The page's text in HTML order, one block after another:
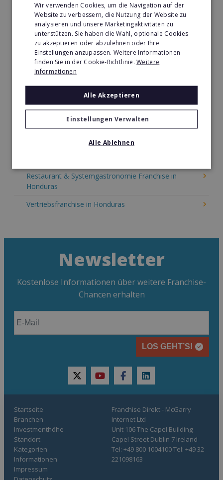
Tier- & Zoobedarf Franchise in Honduras
Immobilien Franchise in Honduras
Kinder & Erziehung Franchise in Honduras
Kosmetik Franchise in Honduras
Lebensmittel Franchise in Honduras
Medien & Werbung Franchise in Honduras
Möbel & Einrichtung Franchise in Honduras
Nachhilfe & Weiterbildung Franchise in Honduras
Restaurant & Systemgastronomie Franchise in
Honduras
Vertriebsfranchise in Honduras
Newsletter
Kostenlose Informationen über weitere Franchise-
Chancen erhalten
LOS GEHT’S!
twitteryoutubefacebooklinkedin
Startseite
Branchen
Investmenthöhe
Standort
Kategorien
Informationen
Impressum
Franchise Direkt - McGarry
Internet Ltd
Unit 106 The Capel Building
Capel Street Dublin 7 Ireland
Tel: +49 800 1004100 Tel: +49 32
221098163
Wir verwenden Cookies, um die Navigation auf der
Website zu verbessern, die Nutzung der Website zu
analysieren und unsere Marketingaktivitäten zu
unterstützen. Sie haben die Wahl, optionale Cookies
zu akzeptieren oder abzulehnen oder Ihre
Einstellungen anzupassen. Weitere Informationen
finden Sie in der Cookie-Richtlinie.Weitere
Informationen
Alle Akzeptieren
Einstellungen Verwalten
Alle Ablehnen